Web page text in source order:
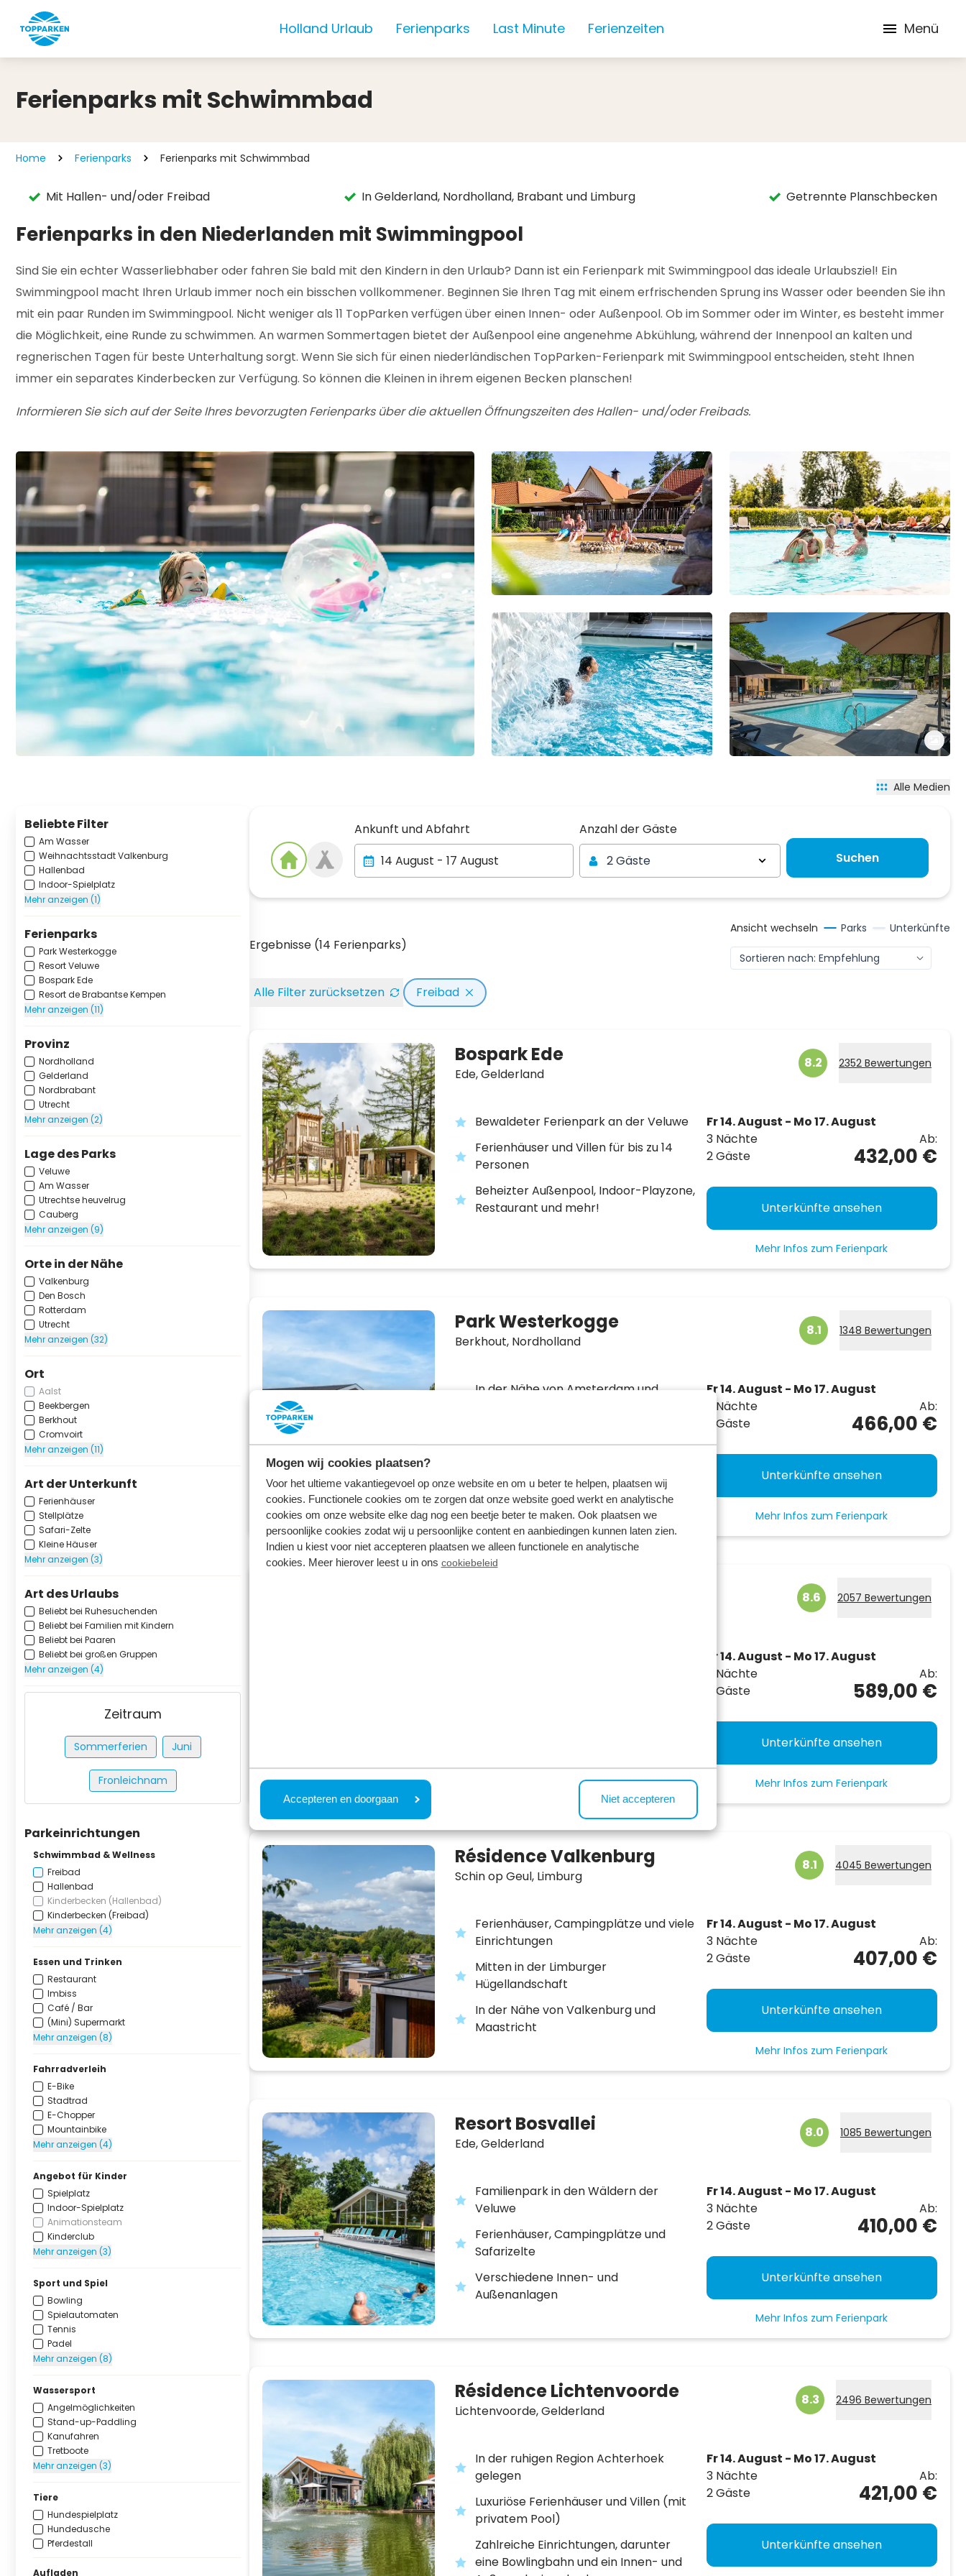
Mogen wij cookies plaatsen?
Voor het ultieme vakantiegevoel op onze website en om u beter te helpen, plaatsen wij
cookies. Functionele cookies om te zorgen dat onze website goed werkt en analytische
cookies om onze website elke dag nog een beetje beter te maken. Ook plaatsen we
persoonlijke cookies zodat wij u persoonlijke content en aanbiedingen kunnen laten zien.
Indien u kiest voor niet accepteren plaatsen we alleen functionele en analytische
cookies. Meer hierover leest u in ons cookiebeleid
Accepteren en doorgaan Niet accepteren
Holland Urlaub Ferienparks Last Minute Ferienzeiten Menü
Ferienparks mit Schwimmbad
Home Ferienparks Ferienparks mit Schwimmbad
Mit Hallen- und/oder Freibad In Gelderland, Nordholland, Brabant und Limburg Getrennte Planschbecken
Ferienparks in den Niederlanden mit Swimmingpool
Sind Sie ein echter Wasserliebhaber oder fahren Sie bald mit den Kindern in den Urlaub? Dann ist ein Ferienpark mit Swimmingpool das ideale Urlaubsziel! Ein
Swimmingpool macht Ihren Urlaub immer noch ein bisschen vollkommener. Beginnen Sie Ihren Tag mit einem erfrischenden Sprung ins Wasser oder beenden Sie ihn
mit ein paar Runden im Swimmingpool. Nicht weniger als 11 TopParken verfügen über einen Innen- oder Außenpool. Ob im Sommer oder im Winter, es besteht immer
die Möglichkeit, eine Runde zu schwimmen. An warmen Sommertagen bietet der Außenpool eine angenehme Abkühlung, während der Innenpool an kalten und
regnerischen Tagen für beste Unterhaltung sorgt. Wenn Sie sich für einen niederländischen TopParken-Ferienpark mit Swimmingpool entscheiden, steht Ihnen
immer ein separates Kinderbecken zur Verfügung. So können die Kleinen in ihrem eigenen Becken planschen!
Informieren Sie sich auf der Seite Ihres bevorzugten Ferienparks über die aktuellen Öffnungszeiten des Hallen- und/oder Freibads.
Alle Medien
Beliebte Filter
Am Wasser
Weihnachtsstadt Valkenburg
Hallenbad
Indoor-Spielplatz
Mehr anzeigen (1)
Ferienparks
Park Westerkogge
Resort Veluwe
Bospark Ede
Resort de Brabantse Kempen
Mehr anzeigen (11)
Provinz
Nordholland
Gelderland
Nordbrabant
Utrecht
Mehr anzeigen (2)
Lage des Parks
Veluwe
Am Wasser
Utrechtse heuvelrug
Cauberg
Mehr anzeigen (9)
Orte in der Nähe
Valkenburg
Den Bosch
Rotterdam
Utrecht
Mehr anzeigen (32)
Ort
Aalst
Beekbergen
Berkhout
Cromvoirt
Mehr anzeigen (11)
Art der Unterkunft
Ferienhäuser
Stellplätze
Safari-Zelte
Kleine Häuser
Mehr anzeigen (3)
Art des Urlaubs
Beliebt bei Ruhesuchenden
Beliebt bei Familien mit Kindern
Beliebt bei Paaren
Beliebt bei großen Gruppen
Mehr anzeigen (4)
Zeitraum
Sommerferien Juni
Fronleichnam
Parkeinrichtungen
Schwimmbad & Wellness
Freibad
Hallenbad
Kinderbecken (Hallenbad)
Kinderbecken (Freibad)
Mehr anzeigen (4)
Essen und Trinken
Restaurant
Imbiss
Café / Bar
(Mini) Supermarkt
Mehr anzeigen (8)
Fahrradverleih
E-Bike
Stadtrad
E-Chopper
Mountainbike
Mehr anzeigen (4)
Angebot für Kinder
Spielplatz
Indoor-Spielplatz
Animationsteam
Kinderclub
Mehr anzeigen (3)
Sport und Spiel
Bowling
Spielautomaten
Tennis
Padel
Mehr anzeigen (8)
Wassersport
Angelmöglichkeiten
Stand-up-Paddling
Kanufahren
Tretboote
Mehr anzeigen (3)
Tiere
Hundespielplatz
Hundedusche
Pferdestall
Aufladen
Ankunft und Abfahrt Anzahl der Gäste
Anzahl der Gäste
2 Gäste
Suchen
Ergebnisse (14 Ferienparks)
Ansicht wechseln Parks Unterkünfte
Alle Filter zurücksetzen Freibad
Bospark Ede
Ede,Gelderland
8.2 2352 Bewertungen
Bewaldeter Ferienpark an der Veluwe
Ferienhäuser und Villen für bis zu 14
Personen
Beheizter Außenpool, Indoor-Playzone,
Restaurant und mehr!
Fr 14. August - Mo 17. August
3 Nächte
2 Gäste
Ab:
432,00 €
Unterkünfte ansehen
Mehr Infos zum Ferienpark
Park Westerkogge
Berkhout, Nordholland
8.1 1348 Bewertungen
In der Nähe von Amsterdam und
Stadstrand Hoorn und die
niederländische Küste
Fr 14. August - Mo 17. August
3 Nächte
2 Gäste
Ab:
466,00 €
Unterkünfte ansehen
Mehr Infos zum Ferienpark
8.6 2057 Bewertungen
Fr 14. August - Mo 17. August
3 Nächte
2 Gäste
Ab:
589,00 €
Unterkünfte ansehen
Mehr Infos zum Ferienpark
Résidence Valkenburg
Schin op Geul, Limburg
8.1 4045 Bewertungen
Ferienhäuser, Campingplätze und viele
Einrichtungen
Mitten in der Limburger
Hügellandschaft
In der Nähe von Valkenburg und
Maastricht
Fr 14. August - Mo 17. August
3 Nächte
2 Gäste
Ab:
407,00 €
Unterkünfte ansehen
Mehr Infos zum Ferienpark
Resort Bosvallei
Ede,Gelderland
8.0 1085 Bewertungen
Familienpark in den Wäldern der
Veluwe
Ferienhäuser, Campingplätze und
Safarizelte
Verschiedene Innen- und
Außenanlagen
Fr 14. August - Mo 17. August
3 Nächte
2 Gäste
Ab:
410,00 €
Unterkünfte ansehen
Mehr Infos zum Ferienpark
Résidence Lichtenvoorde
Lichtenvoorde,Gelderland
8.3 2496 Bewertungen
In der ruhigen Region Achterhoek
gelegen
Luxuriöse Ferienhäuser und Villen (mit
privatem Pool)
Zahlreiche Einrichtungen, darunter
eine Bowlingbahn und ein Innen- und
Fr 14. August - Mo 17. August
3 Nächte
2 Gäste
Ab:
421,00 €
Unterkünfte ansehen